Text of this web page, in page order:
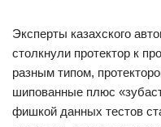
Эксперты казахского
столкнули протектор к
разным типом,
шипованные плюс
фишкой данных тестов